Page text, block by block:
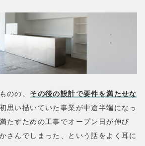
のの、 その後の設計で要件を満たせな
思い描いていた事業が中途半端になっ
たすための工事でオープン日が伸び
さんでしまった、という話をよく耳に